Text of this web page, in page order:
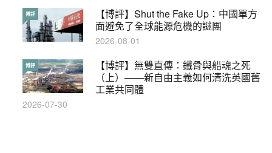
【博評】Shut the Fake Up：中國單方
面避免了全球能源危機的謎團
博評
2026-08-01
【博評】無雙直傳：鐵骨與船魂之死
（上）——新自由主義如何清洗英國舊
工業共同體
博評
2026-07-30
本港保護兒童法例雜亂互相矛盾家長易
墮法網
特稿
2019-05-21
【輕百科】甚麼按摩院要領牌？顧客涉
及刑責嗎？
輕百科
2021-05-13